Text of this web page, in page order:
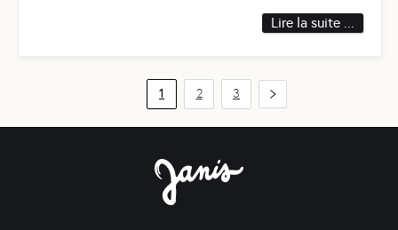
Lire la suite ...
1 2 3